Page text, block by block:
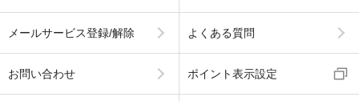
メールサービス登録/解除 よくある質問
お問い合わせ ポイント表示設定